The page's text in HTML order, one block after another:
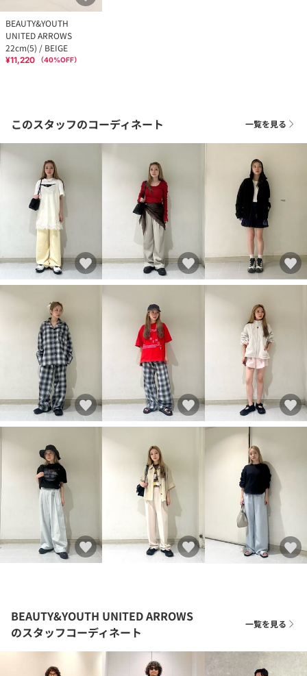
BEAUTY&YOUTH
UNITED ARROWS
22cm(5) / BEIGE
¥11,220 （40%OFF）
このスタッフのコーディネート 一覧を見る
BEAUTY&YOUTH UNITED ARROWS
のスタッフコーディネート
一覧を見る